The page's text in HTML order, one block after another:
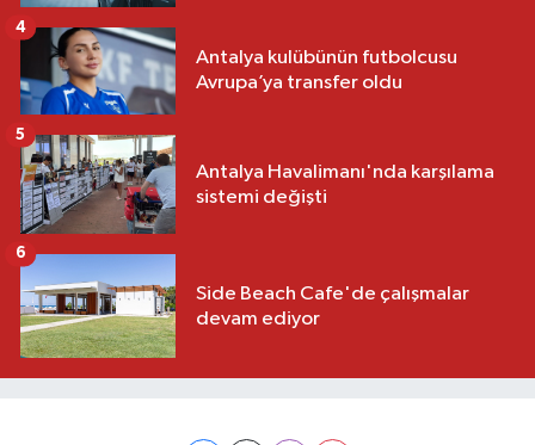
Antalya kulübünün futbolcusu
Avrupa’ya transfer oldu
4
Antalya Havalimanı'nda karşılama
sistemi değişti
5
Side Beach Cafe'de çalışmalar
devam ediyor
6